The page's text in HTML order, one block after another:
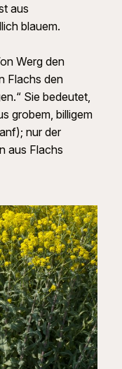
aus
blauem.
Werg den
Flachs den
Sie bedeutet,
grobem, billigem
nur der
aus Flachs